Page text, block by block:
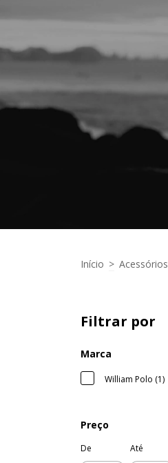
Início > Acessórios
Filtrar por
Marca
William Polo (1)
Preço
De Até